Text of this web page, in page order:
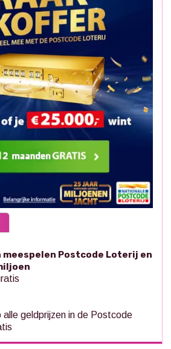
meespelen Postcode Loterij en
alle geldprijzen in de Postcode